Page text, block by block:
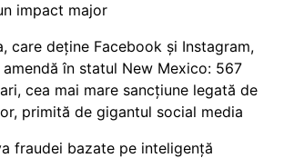
impact major
care deține Facebook și Instagram,
în statul New Mexico: 567
cea mai mare sancțiune legată de
primită de gigantul social media
fraudei bazate pe inteligență